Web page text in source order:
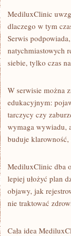
MediluxClinic
dlaczego w tym
Serwis
natychmiastowych
siebie, tylko czas
W serwisie można
edukacyjnym:
tarczycy czy
wymaga wywiadu,
buduje
MediluxClinic dba
lepiej ułożyć plan
objawy, jak
nie traktować
Cała idea